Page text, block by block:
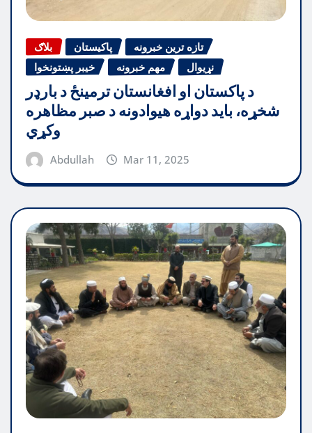
بلاګ پاکیستان
تازه ترین خبرونه
خیبر پښتونخوا
مهم خبرونه نړیوال
د پاکستان او افغانستان ترمینځ د بارډر
شخړه، باید دواړه هیوادونه د صبر مظاهره
وکړي
Abdullah Mar 11, 2025